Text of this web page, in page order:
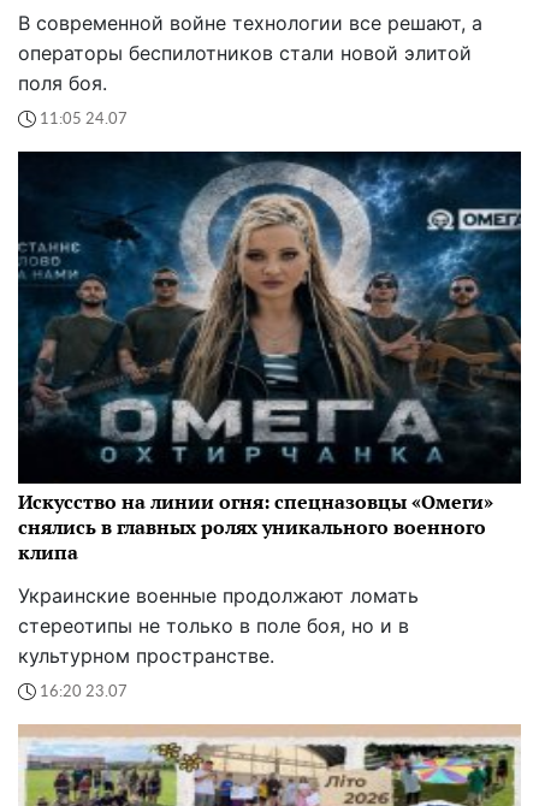
В современной войне технологии все решают, а
операторы беспилотников стали новой элитой
поля боя.
11:05 24.07
Искусство на линии огня: спецназовцы «Омеги»
снялись в главных ролях уникального военного
клипа
Украинские военные продолжают ломать
стереотипы не только в поле боя, но и в
культурном пространстве.
16:20 23.07